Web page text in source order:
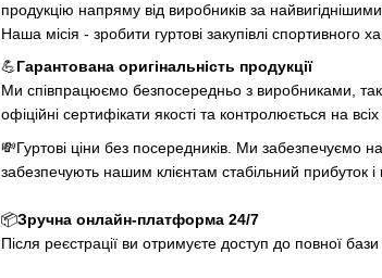
продукцію напряму від виробників за
Наша місія - зробити гуртові закупівлі
💪Гарантована оригінальність продукції
Ми співпрацюємо безпосередньо з виробниками,
офіційні сертифікати якості та контролюється на
💸Гуртові ціни без посередників. Ми забезпечуємо
забезпечують нашим клієнтам стабільний прибуток і
📦Зручна онлайн-платформа 24/7
Після реєстрації ви отримуєте доступ до повної